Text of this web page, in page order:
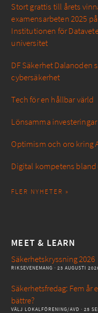
Stort grattis till årets
examensarbeten 2025
Institutionen för
universitet
DF Säkerhet Dalanoden
cybersäkerhet
Tech för en hållbar värld
Lönsamma
Optimism och oro kring
Digital kompetens
FLER NYHETER »
MEET & LEARN
Säkerhetskryssning 2026
RIKSEVENEMANG · 23 AUGUSTI
Säkerhetsfredag: Fem år
bättre?
VÄLJ LOKALFÖRENING/AVD · 25